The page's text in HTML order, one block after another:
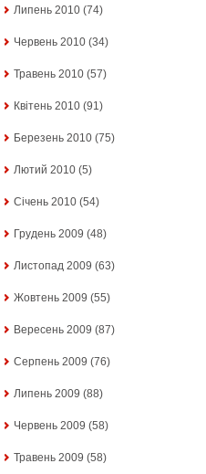
Липень 2010 (74)
Червень 2010 (34)
Травень 2010 (57)
Квітень 2010 (91)
Березень 2010 (75)
Лютий 2010 (5)
Січень 2010 (54)
Грудень 2009 (48)
Листопад 2009 (63)
Жовтень 2009 (55)
Вересень 2009 (87)
Серпень 2009 (76)
Липень 2009 (88)
Червень 2009 (58)
Травень 2009 (58)